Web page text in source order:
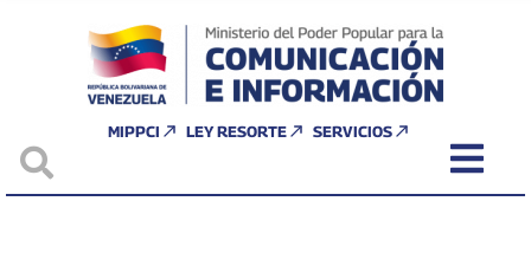
MIPPCI LEY RESORTE SERVICIOS